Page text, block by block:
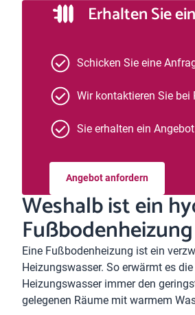
Erhalten Sie
Schicken Sie eine
Wir kontaktieren Sie bei
Sie erhalten ein
Angebot anfordern
Weshalb ist ein
Eine Fußbodenheizung ist ein
Heizungswasser. So erwärmt es
Heizungswasser immer den
gelegenen Räume mit warmem